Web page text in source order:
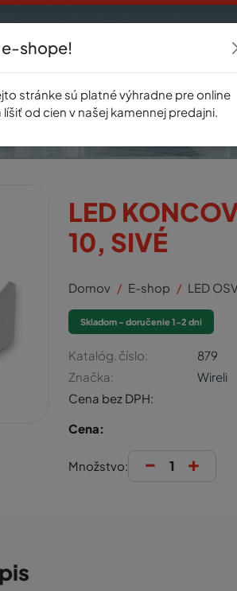
RegistráciaNovinkyO násPredajňa
LED
10, SIVÉ
Domov E-shop LED
Skladom - doručenie 1-2 dni
Katalóg. číslo:
879
Značka:
Wireli
Cena bez DPH:
Cena:
Množstvo: - +
shope!
stránke sú platné výhradne pre online
od cien v našej kamennej predajni.